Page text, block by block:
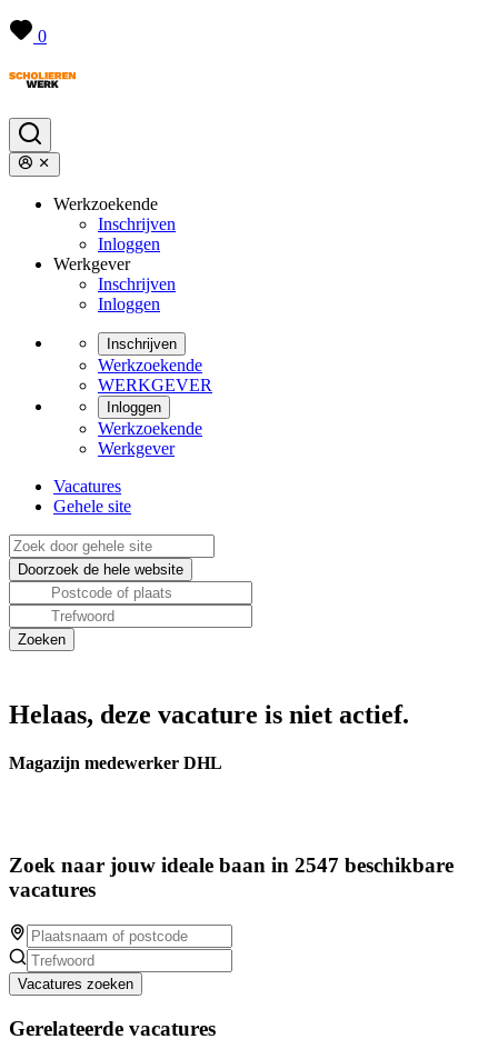
0
Werkzoekende
Inschrijven
Inloggen
Werkgever
Inschrijven
Inloggen
Inschrijven
Werkzoekende
WERKGEVER
Inloggen
Werkzoekende
Werkgever
Vacatures
Gehele site
Helaas, deze vacature is niet actief.
Magazijn medewerker DHL
Zoek naar jouw ideale baan in 2547 beschikbare
vacatures
Vacatures zoeken
Gerelateerde vacatures